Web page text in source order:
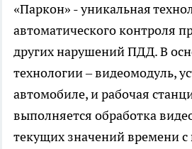
«Паркон» - уникальная
автоматического контроля
других нарушений ПДД. В
технологии – видеомодуль,
автомобиле, и рабочая
выполняется обработка
текущих значений времени